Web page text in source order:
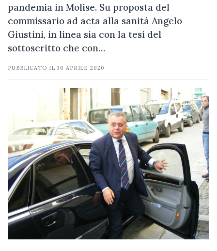
pandemia in Molise. Su proposta del
commissario ad acta alla sanità Angelo
Giustini, in linea sia con la tesi del
sottoscritto che con…
PUBBLICATO IL30 APRILE 2020